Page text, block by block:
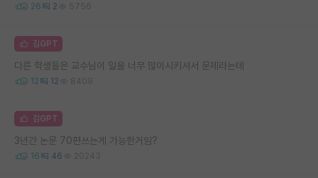
26 2 5756
김GPT
다른 학생들은 교수님이 일을 너무 많이시키셔서 문제라는데
12 12 8409
김GPT
3년간 논문 70편쓰는게 가능한거임?
16 46 20243